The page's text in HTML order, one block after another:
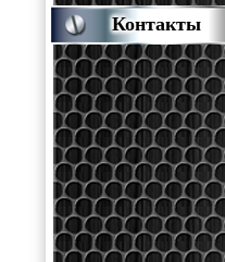
Контакты